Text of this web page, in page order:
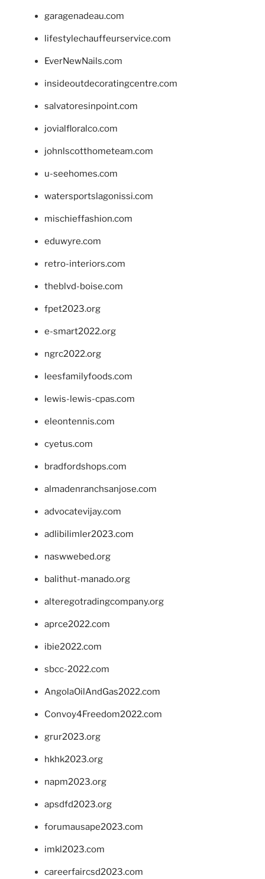
garagenadeau.com
lifestylechauffeurservice.com
EverNewNails.com
insideoutdecoratingcentre.com
salvatoresinpoint.com
jovialfloralco.com
johnlscotthometeam.com
u-seehomes.com
watersportslagonissi.com
mischieffashion.com
eduwyre.com
retro-interiors.com
theblvd-boise.com
fpet2023.org
e-smart2022.org
ngrc2022.org
leesfamilyfoods.com
lewis-lewis-cpas.com
eleontennis.com
cyetus.com
bradfordshops.com
almadenranchsanjose.com
advocatevijay.com
adlibilimler2023.com
naswwebed.org
balithut-manado.org
alteregotradingcompany.org
aprce2022.com
ibie2022.com
sbcc-2022.com
AngolaOilAndGas2022.com
Convoy4Freedom2022.com
grur2023.org
hkhk2023.org
napm2023.org
apsdfd2023.org
forumausape2023.com
imkl2023.com
careerfaircsd2023.com